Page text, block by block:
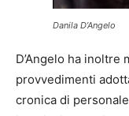
Danila D’Angelo
D’Angelo ha
provvedimenti
cronica di